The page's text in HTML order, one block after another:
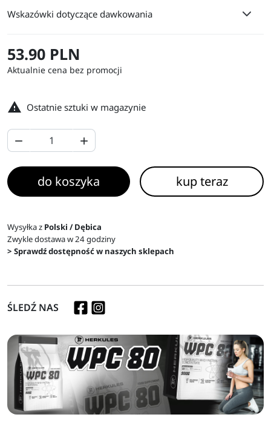
Wskazówki dotyczące dawkowania
53.90 PLN
Aktualnie cena bez promocji
 Ostatnie sztuki w magazynie
 
do koszyka kup teraz
Wysyłka z Polski / Dębica
Zwykle dostawa w 24 godziny
> Sprawdź dostępność w naszych sklepach
ŚLEDŹ NAS